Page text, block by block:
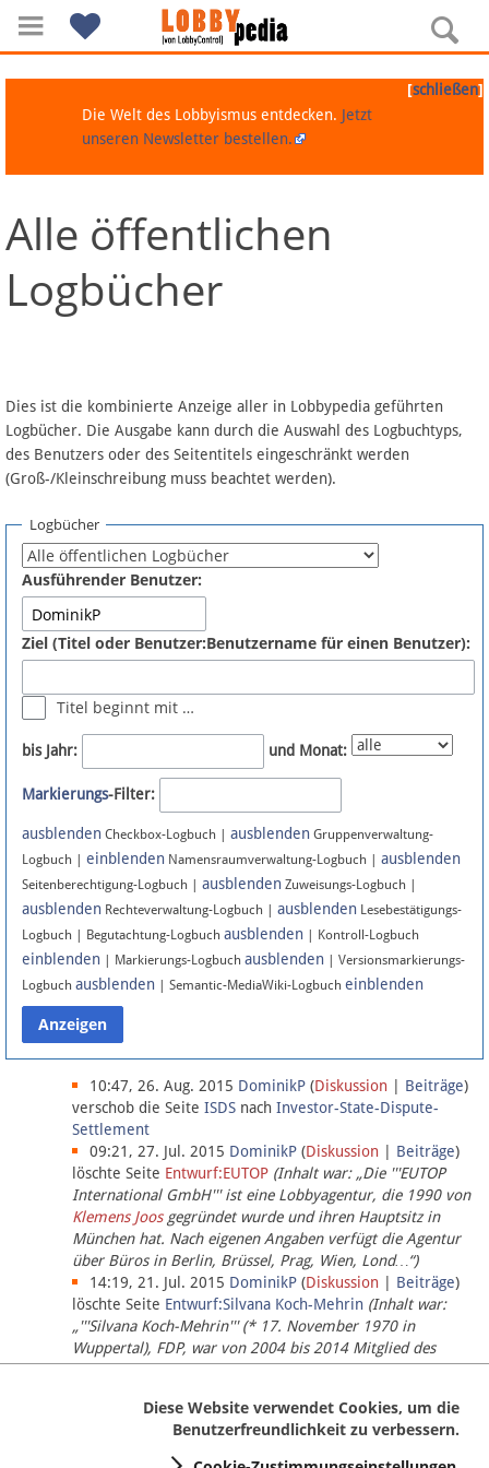
Navigation
Über Lobbypedia
Artikel nach Kategorien
FAQ
Fördermitglied werden
Fehler melden
Newsletter
Bluesky
Facebook
Instagram
Anmelden
Datenschutz
Über Lobbypedia
Impressum
[schließen]
Die Welt des Lobbyismus entdecken. Jetzt
unseren Newsletter bestellen.
Alle öffentlichen
Logbücher
Dies ist die kombinierte Anzeige aller in Lobbypedia geführten
Logbücher. Die Ausgabe kann durch die Auswahl des Logbuchtyps,
des Benutzers oder des Seitentitels eingeschränkt werden
(Groß-/Kleinschreibung muss beachtet werden).
Logbücher
Ausführender Benutzer:
Ziel (Titel oder Benutzer:Benutzername für einen Benutzer):
Titel beginnt mit …
bis Jahr: und Monat:
Markierungs-Filter:
ausblenden Checkbox-Logbuch | ausblenden Gruppenverwaltung-
Logbuch | einblenden Namensraumverwaltung-Logbuch | ausblenden
Seitenberechtigung-Logbuch | ausblenden Zuweisungs-Logbuch |
ausblenden Rechteverwaltung-Logbuch | ausblenden Lesebestätigungs-
Logbuch | Begutachtung-Logbuch ausblenden | Kontroll-Logbuch
einblenden | Markierungs-Logbuch ausblenden | Versionsmarkierungs-
Logbuch ausblenden | Semantic-MediaWiki-Logbuch einblenden
10:47, 26. Aug. 2015 DominikP (Diskussion Beiträge)
verschob die Seite ISDS nach Investor-State-Dispute-
Settlement
09:21, 27. Jul. 2015 DominikP (Diskussion Beiträge)
löschte Seite Entwurf:EUTOP (Inhalt war: „Die '''EUTOP
International GmbH''' ist eine Lobbyagentur, die 1990 von
Klemens Joosgegründet wurde und ihren Hauptsitz in
München hat. Nach eigenen Angaben verfügt die Agentur
über Büros in Berlin, Brüssel, Prag, Wien, Lond…“)
14:19, 21. Jul. 2015 DominikP (Diskussion Beiträge)
löschte Seite Entwurf:Silvana Koch-Mehrin (Inhalt war:
„'''Silvana Koch-Mehrin''' (* 17. November 1970 in
Wuppertal), FDP, war von 2004 bis 2014 Mitglied des
Europäischen Parlaments, seit November 2014 ist sie für
Diese Website verwendet Cookies, um die
Benutzerfreundlichkeit zu verbessern.